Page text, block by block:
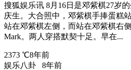
搜狐娱乐讯 8月16日是邓紫棋27岁
庆生。大合照中，邓紫棋手捧蛋糕
站在邓紫棋左侧，而站在邓紫棋右
Mark。两人穿搭默契十足。早在...
2373 ℃8年前
娱乐八卦
8年前